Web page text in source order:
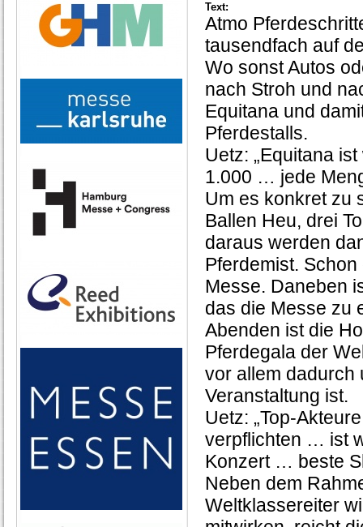
Text:
Atmo
tausendfach auf
Wo sonst Autos
nach Stroh und
Equitana und
Pferdestalls.
Uetz: „Equitana
1.000 … jede
Um es konkret zu
Ballen Heu, drei
daraus werden
Pferdemist.
Messe. Daneben
das die Messe zu
Abenden ist die
Pferdegala der
vor allem dadurch
Veranstaltung ist.
Uetz: „Top-
verpflichten … ist
Konzert … beste
Neben dem
Weltklassereiter